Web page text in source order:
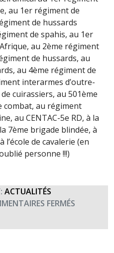
au 1er régiment de
de hussards
de spahis, au 1er
au 2ème régiment
de hussards, au
au 4ème régiment de
interarmes d’outre-
cuirassiers, au 501ème
combat, au régiment
au CENTAC-5e RD, à la
7ème brigade blindée, à
l’école de cavalerie (en
personne !!!)
ACTUALITÉS
FERMÉS
GEORGES,